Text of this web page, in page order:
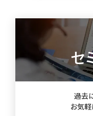
セ
過去
お気軽